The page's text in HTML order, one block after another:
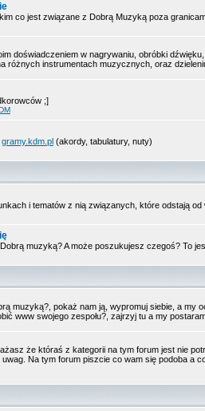
co jest związane z Dobrą Muzyką poza
doświadczeniem w nagrywaniu, obróbki
różnych instrumentach muzycznych, oraz
;]
gramy.kdm.pl (akordy, tabulatury, nuty)
i tematów z nią związanych, które odstają od
muzyką? A może poszukujesz czegoś? To
muzyką?, pokaż nam ją, wypromuj siebie, a my
www swojego zespołu?, zajrzyj tu a my
że któraś z kategorii na tym forum jest nie
uwag. Na tym forum piszcie co wam się podoba a